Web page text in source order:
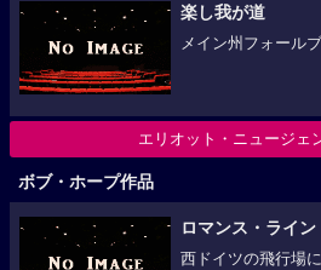
楽し我が道
メイン州フォール
エリオット・ニュージェ
ボブ・ホープ作品
ロマンス・ライン
西ドイツの飛行場